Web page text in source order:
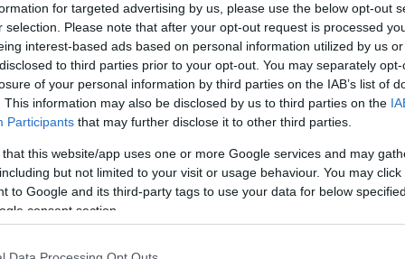
for targeted advertising by us, please use the below opt-out
selection. Please note that after your opt-out request is processed
interest-based ads based on personal information utilized by us
to third parties prior to your opt-out. You may separately
of your personal information by third parties on the IAB’s list of
This information may also be disclosed by us to third parties on the
Participants that may further disclose it to other third parties.
that this website/app uses one or more Google services and may
but not limited to your visit or usage behaviour. You may
to Google and its third-party tags to use your data for below
consent section.
τον Λούκα Ντόντσιτς, γεμίζοντας τη stat-line του
βολές, 6 ριμπάουντ (5-1), 10 ασίστ, πέντε
40 λεπτά που έμεινε στο παρκέ.